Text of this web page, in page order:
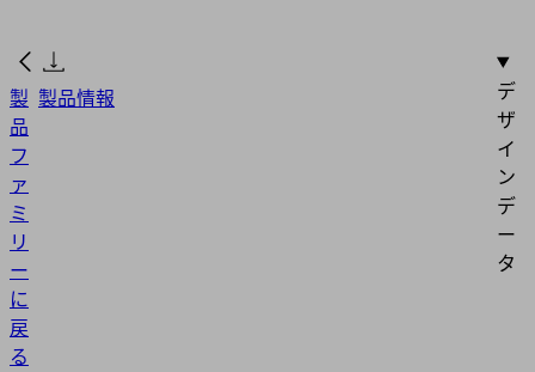
製
品
フ
ァ
ミ
リ
ー
に
戻
る
製品情報
デ
ザ
イ
ン
デ
ー
タ